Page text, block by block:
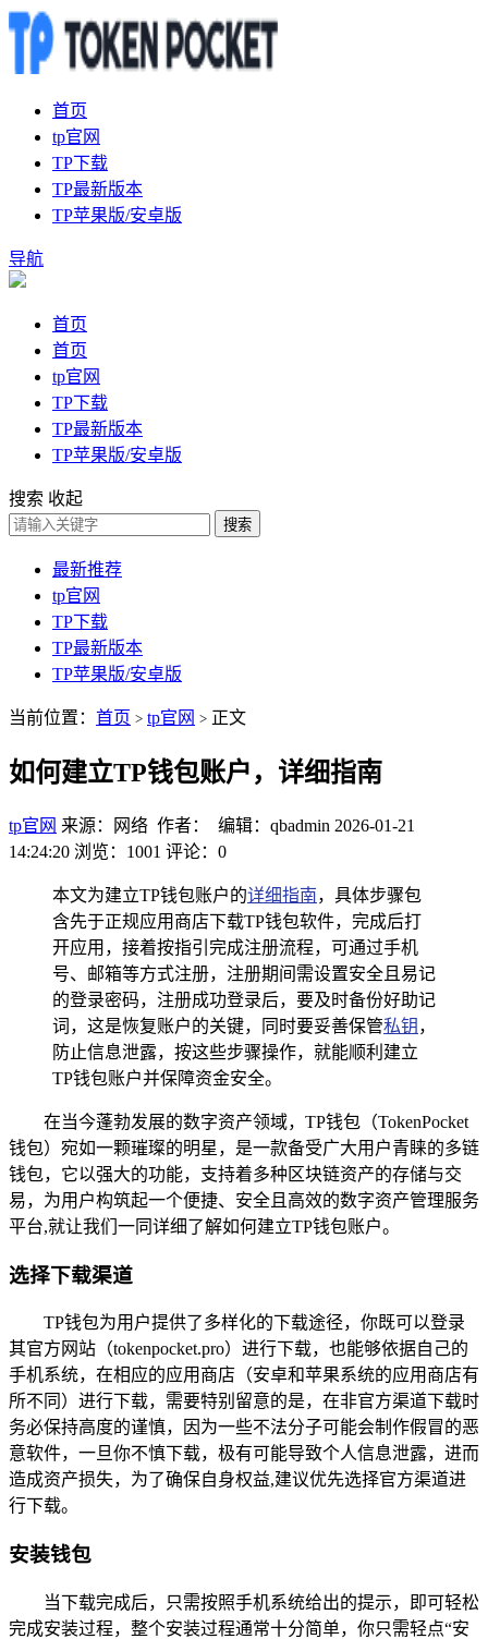
首页
tp官网
TP下载
TP最新版本
TP苹果版/安卓版
导航
首页
首页
tp官网
TP下载
TP最新版本
TP苹果版/安卓版
搜索 收起
搜索
最新推荐
tp官网
TP下载
TP最新版本
TP苹果版/安卓版
当前位置： 首页 > tp官网 > 正文
如何建立TP钱包账户，详细指南
tp官网 来源：网络 作者： 编辑：qbadmin 2026-01-21
14:24:20 浏览：1001 评论：0
本文为建立TP钱包账户的详细指南，具体步骤包
含先于正规应用商店下载TP钱包软件，完成后打
开应用，接着按指引完成注册流程，可通过手机
号、邮箱等方式注册，注册期间需设置安全且易记
的登录密码，注册成功登录后，要及时备份好助记
词，这是恢复账户的关键，同时要妥善保管私钥 ，
防止信息泄露，按这些步骤操作，就能顺利建立
TP钱包账户并保障资金安全。
在当今蓬勃发展的数字资产领域，TP钱包（TokenPocket
钱包）宛如一颗璀璨的明星，是一款备受广大用户青睐的多链
钱包，它以强大的功能，支持着多种区块链资产的存储与交
易，为用户构筑起一个便捷、安全且高效的数字资产管理服务
平台,就让我们一同详细了解如何建立TP钱包账户。
选择下载渠道
TP钱包为用户提供了多样化的下载途径，你既可以登录
其官方网站（tokenpocket.pro）进行下载，也能够依据自己的
手机系统，在相应的应用商店（安卓和苹果系统的应用商店有
所不同）进行下载，需要特别留意的是，在非官方渠道下载时
务必保持高度的谨慎，因为一些不法分子可能会制作假冒的恶
意软件，一旦你不慎下载，极有可能导致个人信息泄露，进而
造成资产损失，为了确保自身权益,建议优先选择官方渠道进
行下载。
安装钱包
当下载完成后，只需按照手机系统给出的提示，即可轻松
完成安装过程，整个安装过程通常十分简单，你只需轻点“安